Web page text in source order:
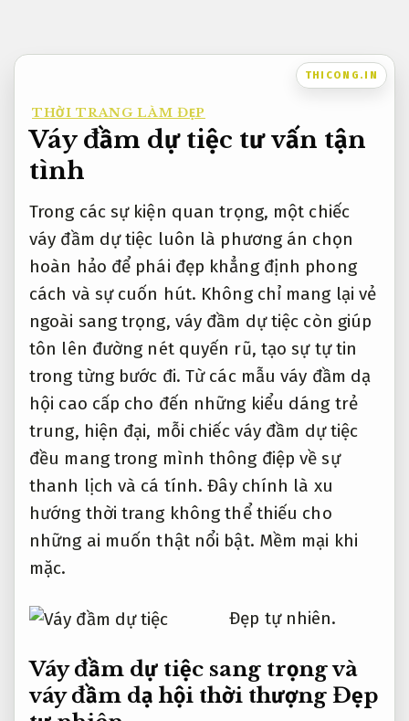
nội
THICONG.IN
THỜI TRANG LÀM ĐẸP
Váy đầm dự tiệc tư vấn tận
tình
Trong các sự kiện quan trọng, một chiếc
váy đầm dự tiệc luôn là phương án chọn
hoàn hảo để phái đẹp khẳng định phong
cách và sự cuốn hút. Không chỉ mang lại vẻ
ngoài sang trọng, váy đầm dự tiệc còn giúp
tôn lên đường nét quyến rũ, tạo sự tự tin
trong từng bước đi. Từ các mẫu váy đầm dạ
hội cao cấp cho đến những kiểu dáng trẻ
trung, hiện đại, mỗi chiếc váy đầm dự tiệc
đều mang trong mình thông điệp về sự
thanh lịch và cá tính. Đây chính là xu
hướng thời trang không thể thiếu cho
những ai muốn thật nổi bật. Mềm mại khi
mặc.
Đẹp tự nhiên.
Váy đầm dự tiệc sang trọng và
váy đầm dạ hội thời thượng Đẹp